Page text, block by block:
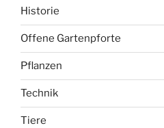
Historie
Offene Gartenpforte
Pflanzen
Technik
Tiere